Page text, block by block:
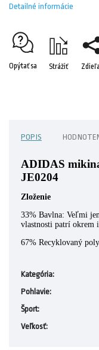
Detailné informácie
Opýtať sa Strážiť
POPIS
ADIDAS
JE0204
Zloženie
33% Bavlna: Veľmi
vlastnosti patrí okrem
67% Recyklovaný
Kategória:
Pohlavie:
Šport:
Veľkosť: